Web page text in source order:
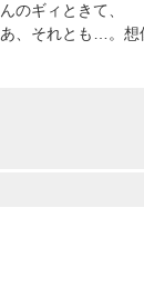
のギィときて、
、それとも…。想